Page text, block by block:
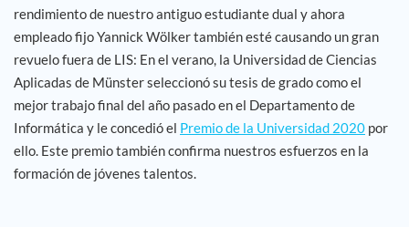
rendimiento de nuestro antiguo estudiante dual y ahora
empleado fijo Yannick Wölker también esté causando un gran
revuelo fuera de LIS: En el verano, la Universidad de Ciencias
Aplicadas de Münster seleccionó su tesis de grado como el
mejor trabajo final del año pasado en el Departamento de
Informática y le concedió el Premio de la Universidad 2020 por
ello. Este premio también confirma nuestros esfuerzos en la
formación de jóvenes talentos.